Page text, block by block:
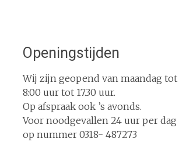
Openingstijden
Wij zijn geopend van maandag
8:00 uur tot 17.30 uur.
Op afspraak ook ’s avonds.
Voor noodgevallen 24 uur per
op nummer 0318- 487273